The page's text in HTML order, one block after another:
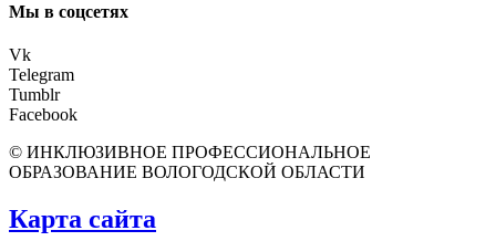
Мы в соцсетях
Vk
Telegram
Tumblr
Facebook
© ИНКЛЮЗИВНОЕ ПРОФЕССИОНАЛЬНОЕ
ОБРАЗОВАНИЕ ВОЛОГОДСКОЙ ОБЛАСТИ
Карта сайта